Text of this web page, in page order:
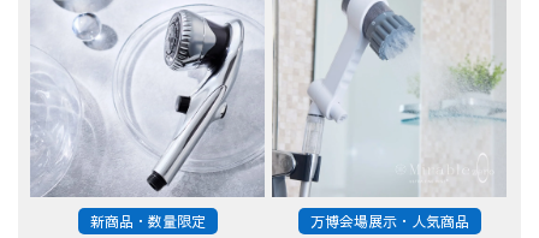
新商品・数量限定 万博会場展示・人気商品